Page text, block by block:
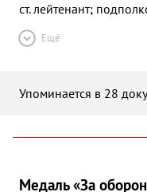
ст. лейтенант;
Ещё
Упоминается в 28
Медаль «За